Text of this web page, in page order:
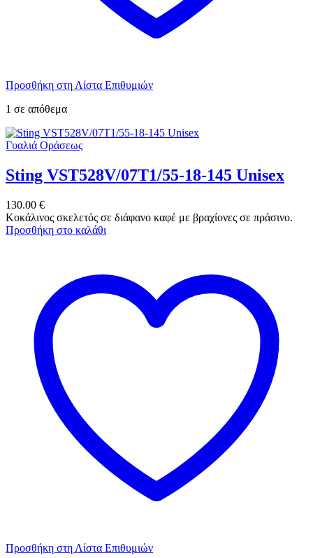
Προσθήκη στη Λίστα Επιθυμιών
1 σε απόθεμα
Γυαλιά Οράσεως
Sting VST528V/07T1/55-18-145 Unisex
130.00 €
Κοκάλινος σκελετός σε διάφανο καφέ με βραχίονες σε πράσινο.
Προσθήκη στο καλάθι
Προσθήκη στη Λίστα Επιθυμιών